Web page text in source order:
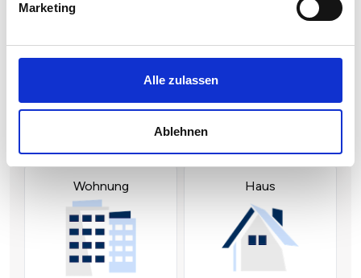
Marketing
Alle zulassen
Ablehnen